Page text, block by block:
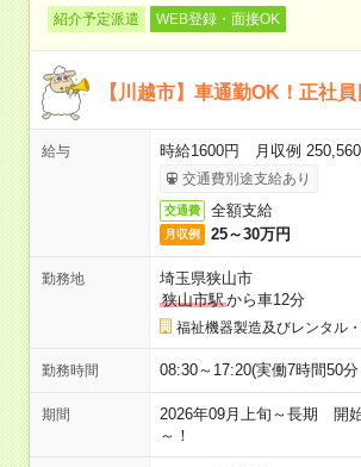
紹介予定派遣 WEB登録・面接OK
【川越市】車通勤OK！正社
給与 時給1600円 月収例
交通費別途支給あり
交通費 全額支給
月収例 25～30万円
勤務地
埼玉県狭山市
狭山市駅から車12分
福祉機器製造及びレンタル
勤務時間 08:30～17:20(実働7時間50
期間
2026年09月上旬～長期 開
～！